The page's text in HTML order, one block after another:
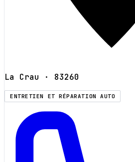
La Crau · 83260
ENTRETIEN ET RÉPARATION AUTO